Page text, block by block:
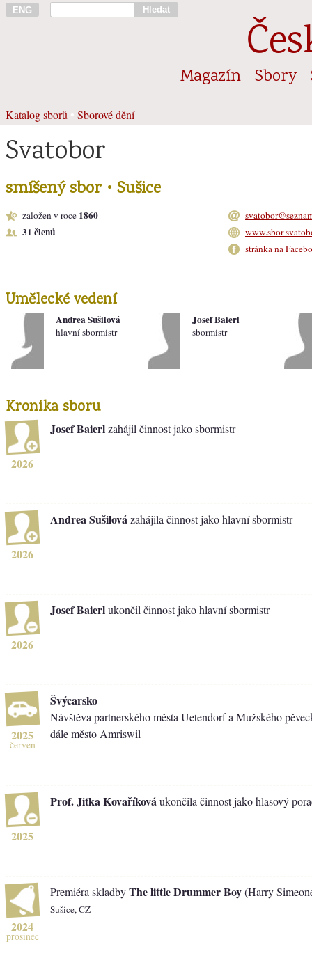
ENG Hledat
Magazín Sbory
Katalog sborů Sborové dění
Svatobor
smíšený sbor • Sušice
založen v roce 1860
31 členů
www.sbor-
stránka na
Umělecké vedení
Andrea Sušilová
hlavní sbormistr
Josef Baierl
sbormistr
Kronika sboru
2026
Josef Baierlzahájil činnost jako sbormistr
2026
Andrea Sušilová zahájila činnost jako hlavní sbormistr
2026
Josef Baierlukončil činnost jako hlavní sbormistr
2025
červen
Švýcarsko
Návštěva partnerského města Uetendorf a Mužského
dále město Amriswil
2025
Prof. Jitka Kovaříková ukončila činnost jako hlasový
2024
prosinec
Premiéra skladbyThe little Drummer Boy(Harry
Sušice, CZ